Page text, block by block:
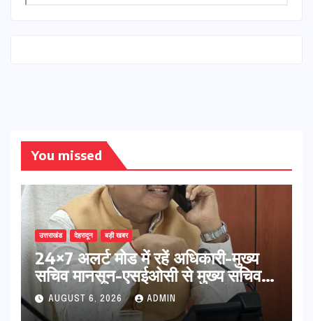
You missed
उत्तराखंड देहरादून बड़ी खबर
24×7 अलर्ट मोड में रहें अधिकारी-मुख्य
सचिव मानसून-एसईओसी से मुख्य सचिव ने
की विस्तृत समीक्षा कहा-बंद सड़कों को
शीघ्र खोला जाए, लोगों को न हो दिक्कत
AUGUST 6, 2026 ADMIN